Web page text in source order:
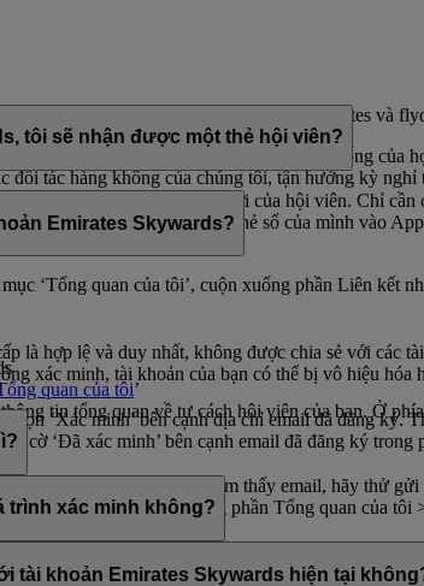
giải thưởng của hãng hàng không Emirates và
được thiết kế để bổ sung cho phong cách sống
đối tác hàng không của chúng tôi, tận hưởng kỳ
thế giới, và nhiều hơn nữa.
quyền lợi hấp dẫn.
tôi sẽ nhận được một thẻ hội viên?
lý để nhận tất cả các quyền lợi của hội viên. Chỉ
Dặm bay. Bạn có thể thêm thẻ số của mình vào
‘Tổng quan của tôi’, cuộn xuống phần Liên kết
Emirates Skywards?
quan của tôi’
tin tổng quan về tư cách hội viên của bạn. Ở
của bạn.
bên phải màn hình.
là hợp lệ và duy nhất, không được chia sẻ với
xác minh, tài khoản của bạn có thể bị vô hiệu
‘Xác minh’ bên cạnh địa chỉ email đã đăng
cờ ‘Đã xác minh’ bên cạnh email đã đăng ký
Nếu bạn vẫn không tìm thấy email, hãy thử
tùy chọn ‘Xác minh’ trong phần Tổng quan của
trình xác minh không?
mới và duy nhất ngay cả sau khi xác minh địa chỉ
tài khoản Emirates Skywards hiện tại